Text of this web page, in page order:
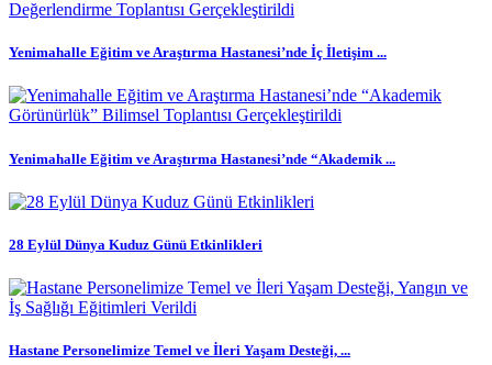
Yenimahalle Eğitim ve Araştırma Hastanesi’nde İç İletişim ...
Yenimahalle Eğitim ve Araştırma Hastanesi’nde “Akademik ...
28 Eylül Dünya Kuduz Günü Etkinlikleri
Hastane Personelimize Temel ve İleri Yaşam Desteği, ...